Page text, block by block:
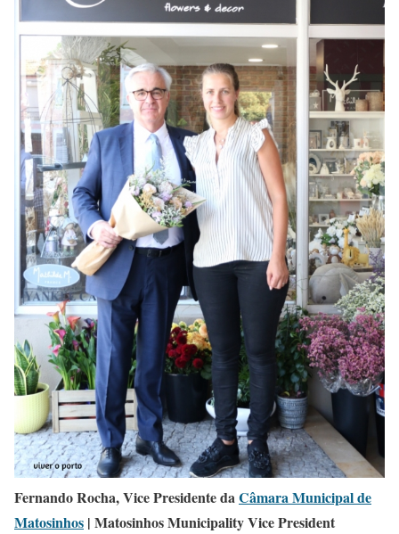
Fernando Rocha, Vice Presidente daCâmara Municipal de
Matosinhos | Matosinhos Municipality Vice President